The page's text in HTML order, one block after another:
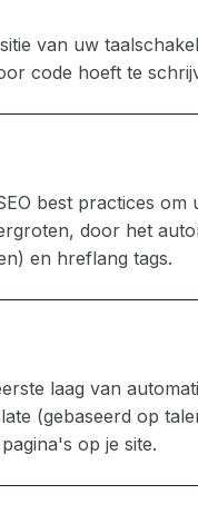
van uw
code hoeft te
best practices
door het
en hreflang tags.
laag van
(gebaseerd op
op je site.